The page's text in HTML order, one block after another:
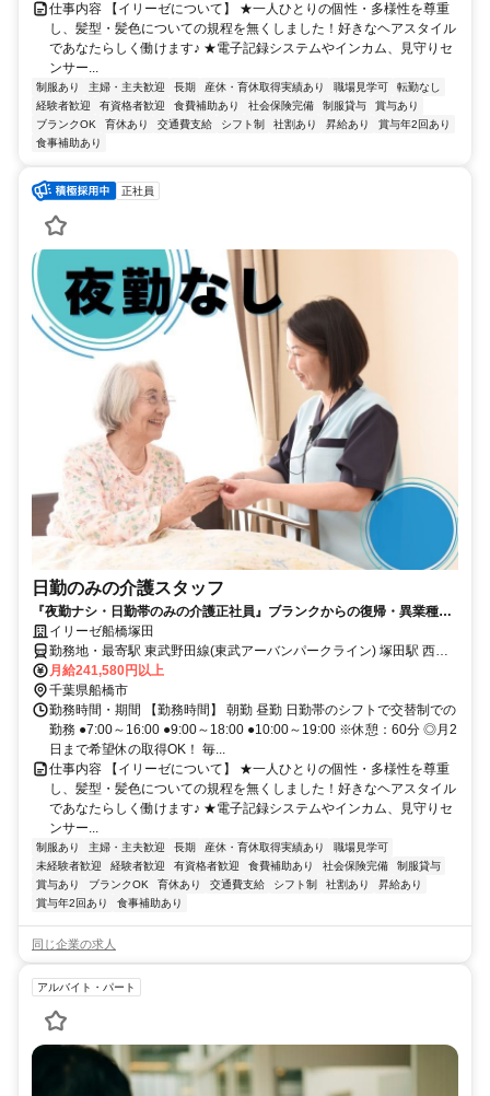
仕事内容 【イリーゼについて】 ★一人ひとりの個性・多様性を尊重
し、髪型・髪色についての規程を無くしました！好きなヘアスタイル
であなたらしく働けます♪ ★電子記録システムやインカム、見守りセ
ンサー...
制服あり 主婦・主夫歓迎 長期 産休・育休取得実績あり 職場見学可
転勤なし
経験者歓迎
有資格者歓迎 食費補助あり 社会保険完備 制服貸与
賞与あり
ブランクOK
育休あり 交通費支給 シフト制 社割あり 昇給あり
賞与年2回あり
食事補助あり
正社員
日勤のみの介護スタッフ
『夜勤ナシ・日勤帯のみの介護正社員』ブランクからの復帰・異業種か
らの転職も大歓迎です！
イリーゼ船橋塚田
勤務地・最寄駅 東武野田線(東武アーバンパークライン) 塚田駅 西口
徒歩5 分
月給241,580円以上
千葉県船橋市
勤務時間・期間 【勤務時間】 朝勤 昼勤 日勤帯のシフトで交替制での
勤務 ●7:00～16:00 ●9:00～18:00 ●10:00～19:00 ※休憩：60分 ◎月2
日まで希望休の取得OK！ 毎...
仕事内容 【イリーゼについて】 ★一人ひとりの個性・多様性を尊重
し、髪型・髪色についての規程を無くしました！好きなヘアスタイル
であなたらしく働けます♪ ★電子記録システムやインカム、見守りセ
ンサー...
制服あり 主婦・主夫歓迎 長期 産休・育休取得実績あり
職場見学可
未経験者歓迎
経験者歓迎 有資格者歓迎 食費補助あり 社会保険完備
制服貸与
賞与あり
ブランクOK 育休あり 交通費支給 シフト制 社割あり
昇給あり
賞与年2回あり
食事補助あり
同じ企業の求人
アルバイト・パート